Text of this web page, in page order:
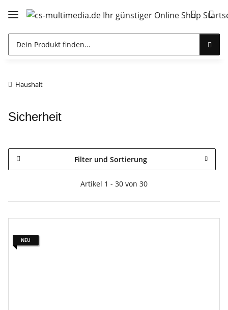
Haushalt
Sicherheit
Filter und Sortierung
Artikel 1 - 30 von 30
NEU